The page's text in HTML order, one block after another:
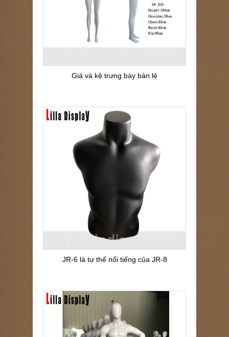
Giá và kệ trưng bày bán lẻ
JR-6 là tư thế nổi tiếng của JR-8